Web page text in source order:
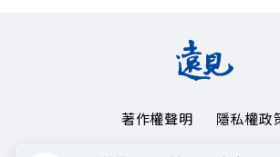
著作權聲明
隱私權政
Copyright© 1999~2026